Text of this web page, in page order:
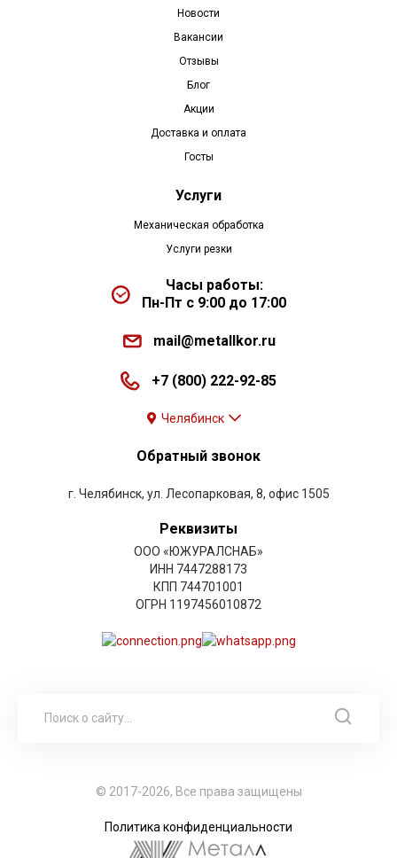
Новости
Вакансии
Отзывы
Блог
Акции
Доставка и оплата
Госты
Услуги
Механическая обработка
Услуги резки
Часы работы:
Пн-Пт с 9:00 до 17:00
mail@metallkor.ru
+7 (800) 222-92-85
Челябинск
Обратный звонок
г. Челябинск, ул. Лесопарковая, 8, офис 1505
Реквизиты
ООО «ЮЖУРАЛСНАБ»
ИНН 7447288173
КПП 744701001
ОГРН 1197456010872
© 2017-2026, Все права защищены
Политика конфиденциальности